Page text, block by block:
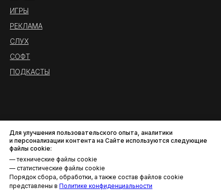
Для улучшения пользовательского опыта, аналитики
и персонализации контента на Сайте используются следующие
файлы cookie:
— технические файлы cookie
— статистические файлы cookie
Порядок сбора, обработки, а также состав файлов cookie
представлены в Политике конфиденциальности
ИГРЫ
РЕКЛАМА
СЛУХ
СОФТ
ПОДКАСТЫ
Политика конфиденциальности